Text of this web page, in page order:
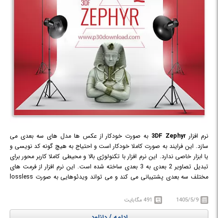
نرم افزار 3DF Zephyr به صورت خودکار از عکس ها مدل های سه بعدی می
سازد. این فرایند به صورت کاملا خودکار است و احتیاج به هیچ گونه کد نویسی و
یا ابزار خاصی ندارد. این نرم افزار با تکنولوژی بالا و محیطی کاملا کاربر محور برای
تبدیل تصاویر 2 بعدی به 3 بعدی ساخته شده است. این نرم افزار از فرمت های
مختلف سه بعدی پشتیبانی می کند و می تواند ویدئوهایی به صورت lossless
ابزار مناسبی است. این نرم افزار در حال حاضر روی سیستم های مختلفی مانند
پهپادها و نقشه برداری های هوایی، مدل های معماری، باستان شناسی، دندان
1405/5/9 491 مگابایت